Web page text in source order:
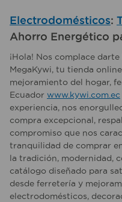
Electrodomésticos:
Ahorro Energético
¡Hola! Nos complace
MegaKywi, tu tienda
mejoramiento del hogar,
Ecuador www.kywi.com.ec
experiencia, nos
compra excepcional,
compromiso que nos
tranquilidad de comprar
la tradición, modernidad,
catálogo diseñado para
desde ferretería y
electrodomésticos,